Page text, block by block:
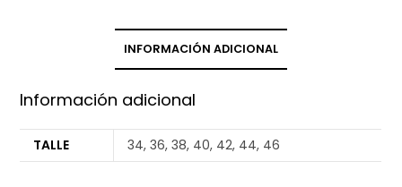
INFORMACIÓN ADICIONAL
Información adicional
TALLE 34, 36, 38, 40, 42, 44, 46